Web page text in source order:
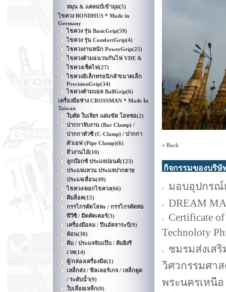
หมุน & แคลมป์เข้ามุม(5)
ไขควง BONDHUS * Made in
Germany
ไขควง รุ่น BasicGrip(59)
ไขควง รุ่น ComfortGrip(4)
ไขควงงานหนัก PowerGrip(25)
ไขควงด้ามฉนวนกันไฟ VDE &
ไขควงเช็คไฟ(27)
ไขควงอิเล็กทรอนิกส์/ขนาดเล็ก
PrecisionGrip(34)
ไขควงด้ามบอล BallGrip(6)
เครื่องมือช่าง CROSSMAN * Made In
Taiwan
ใบตัด ใบเจียร แผ่นขัด โฮลซอ(2)
ปากกาจับงาน (Bar Clamp) /
ปากกาตัวซี (C-Clamp) / ปากกา
ตัวเอฟ (Pipe Clamp)(6)
สิ่วงานไม้(10)
ลูกบ๊อกซ์ ประแจปอนด์(123)
ประแจแหวน ประแจปากตาย
ประแจเลื่อน(49)
ไขควง/ดอกไขควง(66)
คีมล็อค(15)
กรรไกรตัดโลหะ / กรรไกรตัดท่อ
พีวีซี / มีดคัตเตอร์(3)
เครื่องมือลม / ปืนอัดจาระบี(9)
ค้อน(30)
คีม / ประแจจับแป๊บ / คีมยิงรี
เวท(14)
ตู้/กล่องเครื่องมือ(1)
เหล็กส่ง / ฟิลเลอร์เกจ / เหล็กดูด
/ ระดับน้ำ(9)
ใบเลื่อยเหล็ก(0)
« Back
กิจกรรมของบริษั
มอบอุปกรณ์
DREAM
Certificate
Technoloty
ชมรมส่งเส
วิศวกรรมศา
พระนครเหนือ